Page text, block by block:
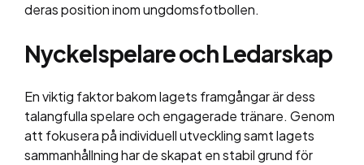
deras position inom ungdomsfotbollen.
Nyckelspelare och Ledarskap
En viktig faktor bakom lagets framgångar är dess
talangfulla spelare och engagerade tränare. Genom
att fokusera på individuell utveckling samt lagets
sammanhållning har de skapat en stabil grund för